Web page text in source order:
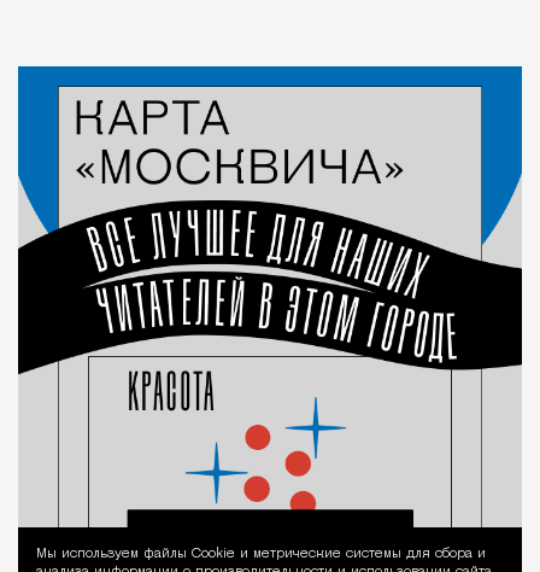
Мы используем файлы Сookie и метрические системы для сбора и